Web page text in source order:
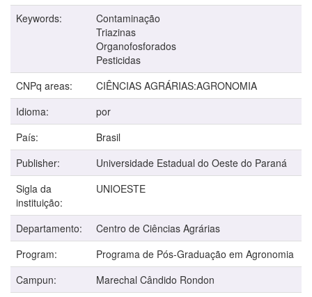
Keywords:
Contaminação
Triazinas
Organofosforados
Pesticidas
CNPq areas:
CIÊNCIAS AGRÁRIAS:AGRONOMIA
Idioma:
por
País:
Brasil
Publisher:
Universidade Estadual do Oeste do Paraná
Sigla da
instituição:
UNIOESTE
Departamento:
Centro de Ciências Agrárias
Program:
Programa de Pós-Graduação em Agronomia
Campun:
Marechal Cândido Rondon